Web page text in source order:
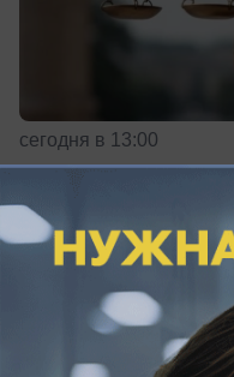
сегодня в 13:00
Спорт
Где
«прокачивать»
Дню
Какие спортзалы